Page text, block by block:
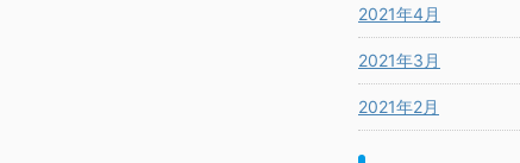
2021年4月
2021年3月
2021年2月